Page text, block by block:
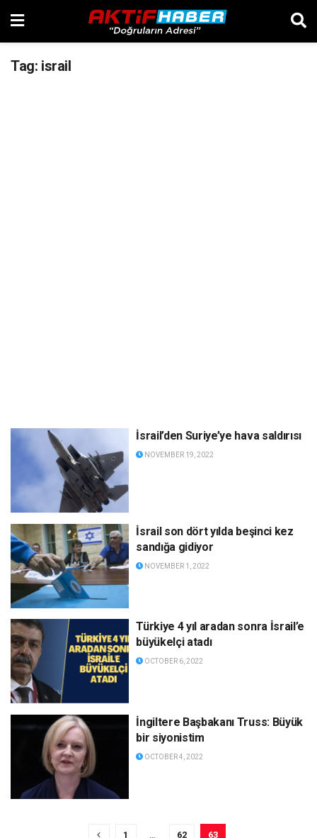
Tag: israil
İsrail’den Suriye’ye hava saldırısı
NOVEMBER 19, 2022
İsrail son dört yılda beşinci kez
sandığa gidiyor
NOVEMBER 1, 2022
Türkiye 4 yıl aradan sonra İsrail’e
büyükelçi atadı
OCTOBER 6, 2022
İngiltere Başbakanı Truss: Büyük
bir siyonistim
OCTOBER 4, 2022
1 … 62 63